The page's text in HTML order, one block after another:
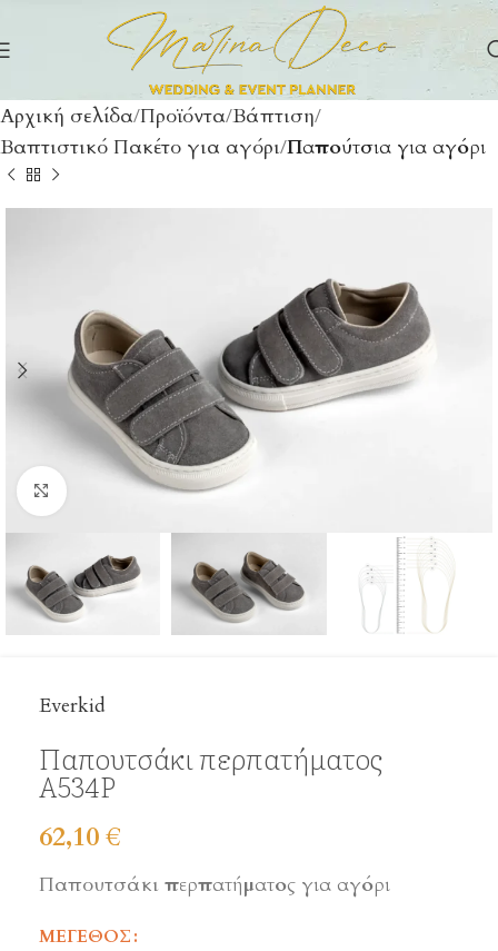
Αρχική σελίδα Προϊόντα Βάπτιση
Βαπτιστικό Πακέτο για αγόρι Παπούτσια για αγόρι
Click to enlarge
Everkid
Παπουτσάκι περπατήματος
Α534Ρ
62,10€
Παπουτσάκι περπατήματος για αγόρι
ΜΈΓΕΘΟΣ